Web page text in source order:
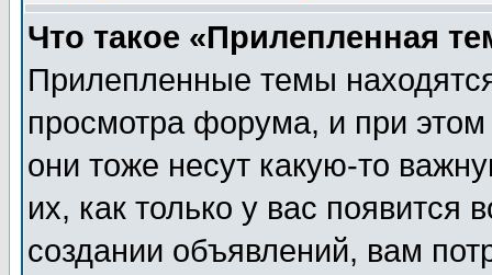
Что такое «Прилепленная
Прилепленные темы
просмотра форума, и при
они тоже несут какую-то
их, как только у вас появится
создании объявлений, вам